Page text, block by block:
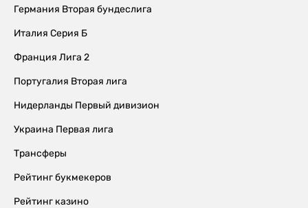
Германия Вторая бундеслига
Италия Серия Б
Франция Лига 2
Португалия Вторая лига
Нидерланды Первый дивизион
Украина Первая лига
Трансферы
Рейтинг букмекеров
Рейтинг казино